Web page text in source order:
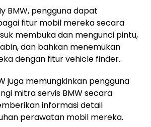
BMW, pengguna dapat
fitur mobil mereka secara
membuka dan mengunci pintu,
dan bahkan menemukan
dengan fitur vehicle finder.
juga memungkinkan pengguna
mitra servis BMW secara
informasi detail
perawatan mobil mereka.